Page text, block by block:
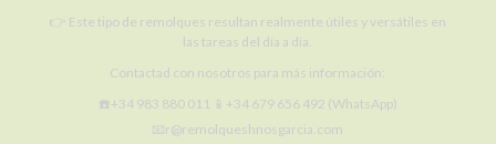
👉 Este tipo de remolques resultan realmente útiles y versátiles en
las tareas del día a día.
Contactad con nosotros para más información:
☎️+34 983 880 011 📱+34 679 656 492 (WhatsApp)
📧r@remolqueshnosgarcia.com